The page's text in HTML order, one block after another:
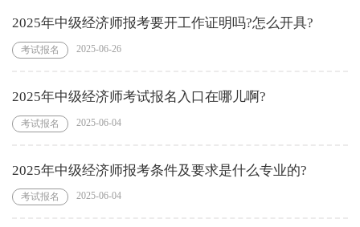
2025年中级经济师报考要开工作证明吗?怎么开具?
考试报名 2025-06-26
2025年中级经济师考试报名入口在哪儿啊?
考试报名 2025-06-04
2025年中级经济师报考条件及要求是什么专业的?
考试报名 2025-06-04